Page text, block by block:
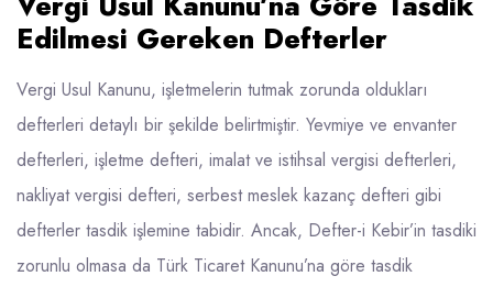
Edilmesi Gereken Defterler
Vergi Usul Kanunu, işletmelerin tutmak zorunda oldukları
defterleri detaylı bir şekilde belirtmiştir. Yevmiye ve envanter
defterleri, işletme defteri, imalat ve istihsal vergisi defterleri,
nakliyat vergisi defteri, serbest meslek kazanç defteri gibi
defterler tasdik işlemine tabidir. Ancak, Defter-i Kebir’in tasdiki
zorunlu olmasa da Türk Ticaret Kanunu’na göre tasdik